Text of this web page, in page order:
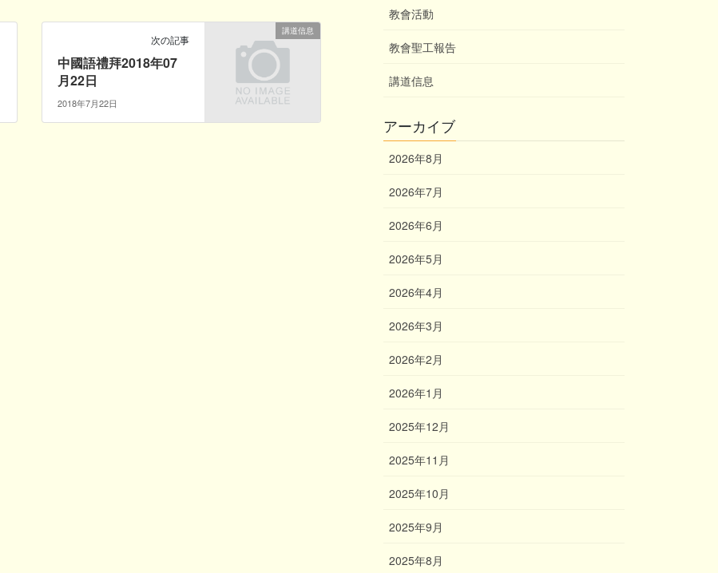
講道信息
次の記事
中國語禮拜2018年07
月22日
2018年7月22日
教會活動
教會聖工報告
講道信息
アーカイブ
2026年8月
2026年7月
2026年6月
2026年5月
2026年4月
2026年3月
2026年2月
2026年1月
2025年12月
2025年11月
2025年10月
2025年9月
2025年8月